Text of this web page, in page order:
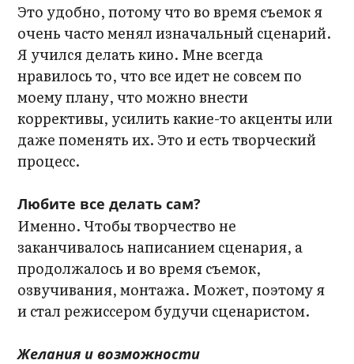
Это удобно, потому что во время съемок я
очень часто менял изначальный сценарий.
Я учился делать кино. Мне всегда
нравилось то, что все идет не совсем по
моему плану, что можно внести
коррективы, усилить какие-то акценты или
даже поменять их. Это и есть творческий
процесс.
Любите все делать сам?
Именно. Чтобы творчество не
заканчивалось написанием сценария, а
продолжалось и во время съемок,
озвучивания, монтажа. Может, поэтому я
и стал режиссером будучи сценаристом.
Желания и возможности